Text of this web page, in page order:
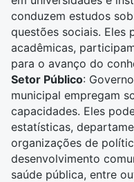
conduzem estudos
questões sociais. Eles
acadêmicas,
para o avanço do
Setor Público:
municipal empregam
capacidades. Eles
estatísticas,
organizações de
desenvolvimento
saúde pública, entre